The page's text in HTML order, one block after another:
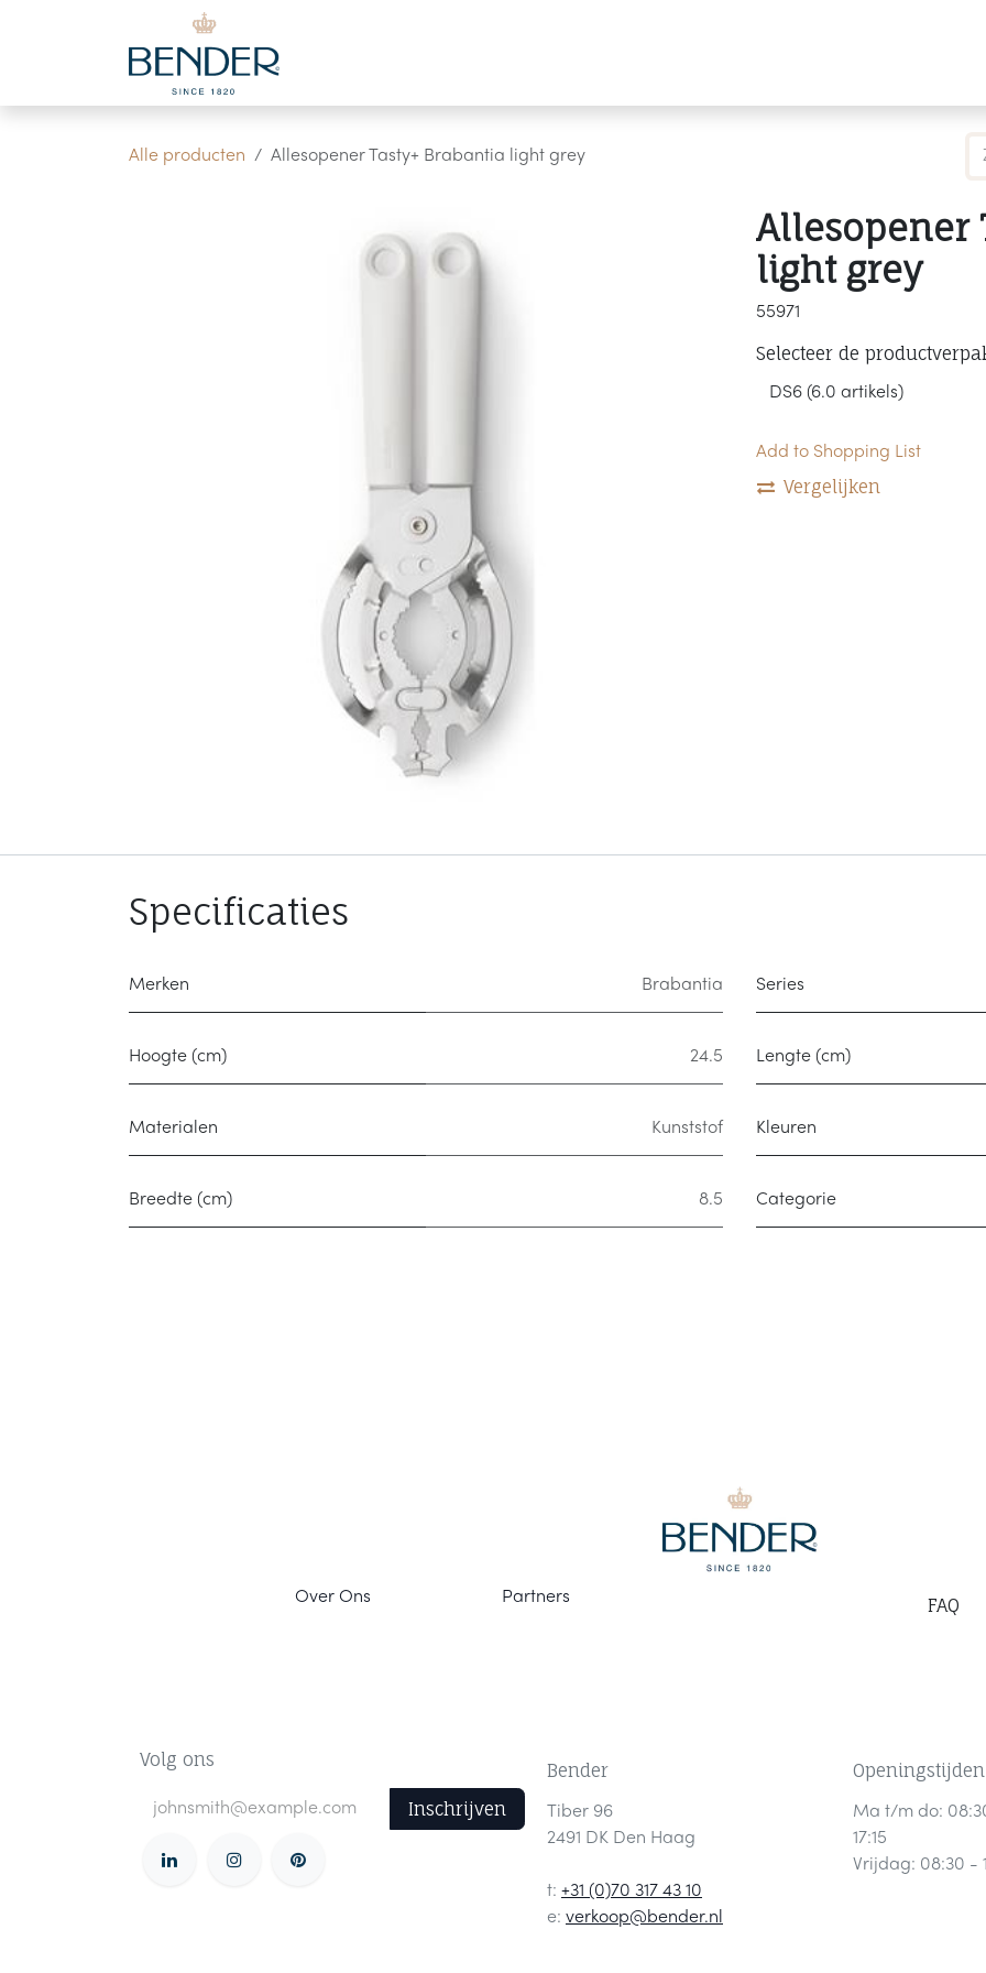
Overslaan naar inhoud
Alle producten Allesopener Tasty+ Brabantia light grey
Allesopener
light grey
55971
Selecteer de
Add to Shopping List
Vergelijken
Specificaties
Merken Brabantia Series
Hoogte (cm) 24.5 Lengte (cm)
Materialen Kunststof Kleuren
Breedte (cm) 8.5 Categorie
Volg ons
Inschrijven
Bender
Tiber 96
2491 DK Den Haag
t: +31 (0)70 317 43 10
e: verkoop@bender.nl
Openingstijden
Ma t/m do:
17:15
Vrijdag: 08:30 -
Partners
Over Ons FAQ